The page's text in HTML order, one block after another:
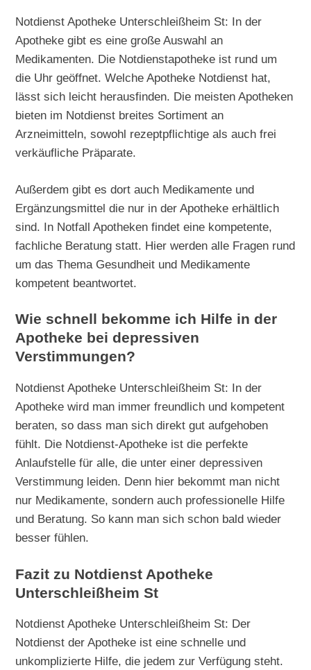
Notdienst Apotheke Unterschleißheim St: In der
Apotheke gibt es eine große Auswahl an
Medikamenten. Die Notdienstapotheke ist rund um
die Uhr geöffnet. Welche Apotheke Notdienst hat,
lässt sich leicht herausfinden. Die meisten Apotheken
bieten im Notdienst breites Sortiment an
Arzneimitteln, sowohl rezeptpflichtige als auch frei
verkäufliche Präparate.
Außerdem gibt es dort auch Medikamente und
Ergänzungsmittel die nur in der Apotheke erhältlich
sind. In Notfall Apotheken findet eine kompetente,
fachliche Beratung statt. Hier werden alle Fragen rund
um das Thema Gesundheit und Medikamente
kompetent beantwortet.
Wie schnell bekomme ich Hilfe in der
Apotheke bei depressiven
Verstimmungen?
Notdienst Apotheke Unterschleißheim St: In der
Apotheke wird man immer freundlich und kompetent
beraten, so dass man sich direkt gut aufgehoben
fühlt. Die Notdienst-Apotheke ist die perfekte
Anlaufstelle für alle, die unter einer depressiven
Verstimmung leiden. Denn hier bekommt man nicht
nur Medikamente, sondern auch professionelle Hilfe
und Beratung. So kann man sich schon bald wieder
besser fühlen.
Fazit zu Notdienst Apotheke
Unterschleißheim St
Notdienst Apotheke Unterschleißheim St: Der
Notdienst der Apotheke ist eine schnelle und
unkomplizierte Hilfe, die jedem zur Verfügung steht.